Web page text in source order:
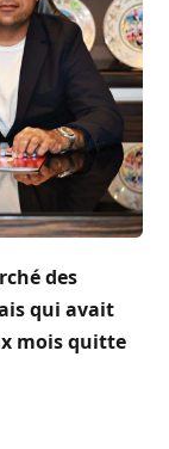
des
qui avait
mois quitte